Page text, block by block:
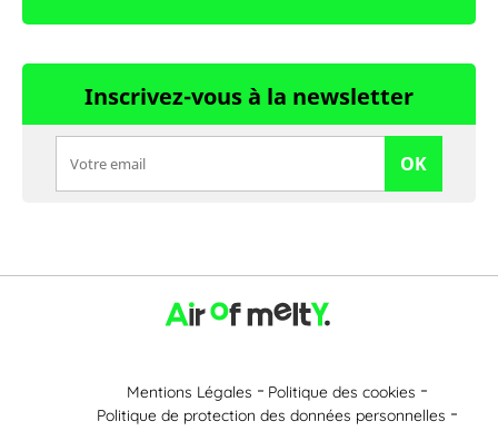
Inscrivez-vous à la newsletter
OK
Mentions Légales
Politique des cookies
Politique de protection des données personnelles